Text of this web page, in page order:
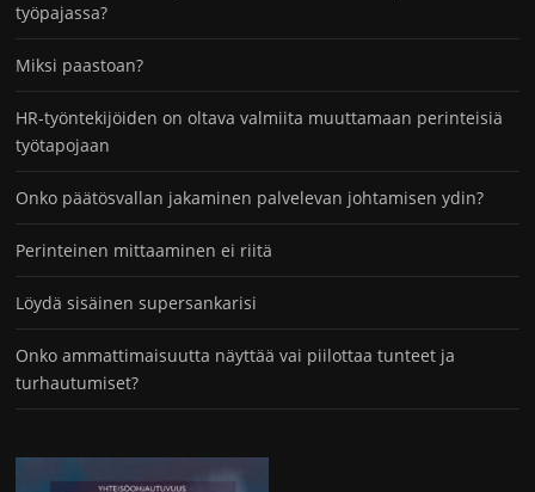
työpajassa?
Miksi paastoan?
HR-työntekijöiden on oltava valmiita muuttamaan perinteisiä
työtapojaan
Onko päätösvallan jakaminen palvelevan johtamisen ydin?
Perinteinen mittaaminen ei riitä
Löydä sisäinen supersankarisi
Onko ammattimaisuutta näyttää vai piilottaa tunteet ja
turhautumiset?